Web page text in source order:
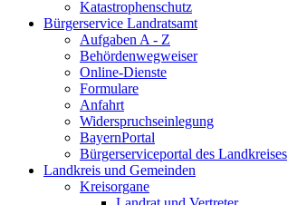
Katastrophenschutz
Bürgerservice Landratsamt
Aufgaben A - Z
Behördenwegweiser
Online-Dienste
Formulare
Anfahrt
Widerspruchseinlegung
BayernPortal
Bürgerserviceportal des Landkreises
Landkreis und Gemeinden
Kreisorgane